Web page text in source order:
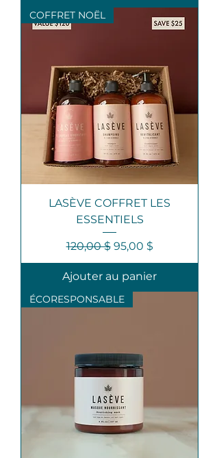
COFFRET NOËL
LASÈVE COFFRET LES
ESSENTIELS
Prix original
120,00 $ Prix promotionnel
95,00 $
Ajouter au panier
ÉCORESPONSABLE